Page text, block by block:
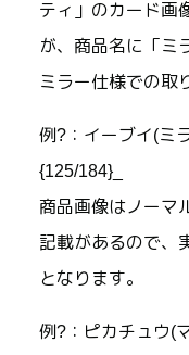
ティ」のカード画
が、商品名に「ミ
ミラー仕様での取
例?：イーブイ(ミ
{125/184}_
商品画像はノーマ
記載があるので、
となります。
例?：ピカチュウ(